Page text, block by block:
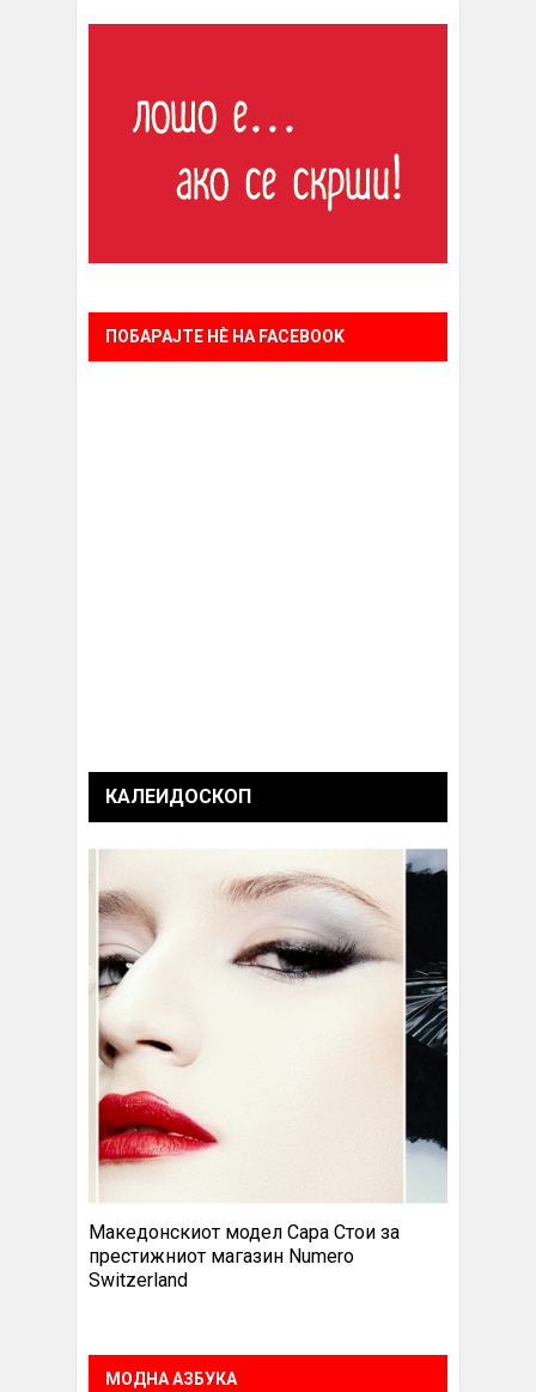
ПОБАРАЈТЕ НÈ НА FACEBOOK
КАЛЕИДОСКОП
Македонскиот модел Сара Стои за
престижниот магазин Numero
Switzerland
МОДНА АЗБУКА